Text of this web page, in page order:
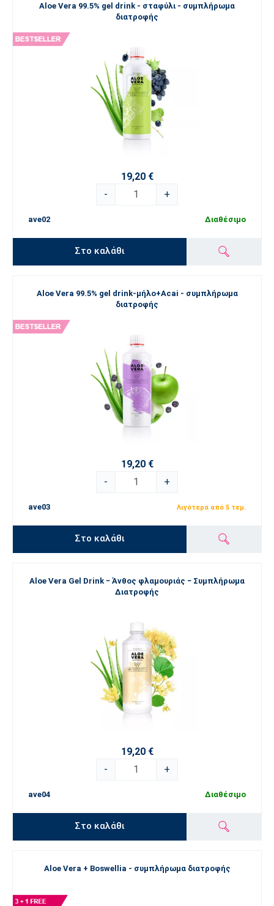
Aloe Vera 99.5% gel drink - σταφύλι - συμπλήρωμα
διατροφής
19,20 €
-
+
ave02 Διαθέσιμο
Στο καλάθι
Aloe Vera 99.5% gel drink-μήλο+Acai - συμπλήρωμα
διατροφής
19,20 €
-
+
ave03 Λιγότερα από 5 τεμ.
Στο καλάθι
Aloe Vera Gel Drink − Άνθος φλαμουριάς − Συμπλήρωμα
Διατροφής
19,20 €
-
+
ave04 Διαθέσιμο
Στο καλάθι
Aloe Vera + Boswellia - συμπλήρωμα διατροφής